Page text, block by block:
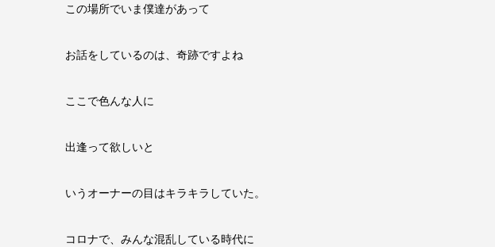
この場所でいま僕達があって
お話をしているのは、奇跡ですよね
ここで色んな人に
出逢って欲しいと
いうオーナーの目はキラキラしていた。
コロナで、みんな混乱している時代に